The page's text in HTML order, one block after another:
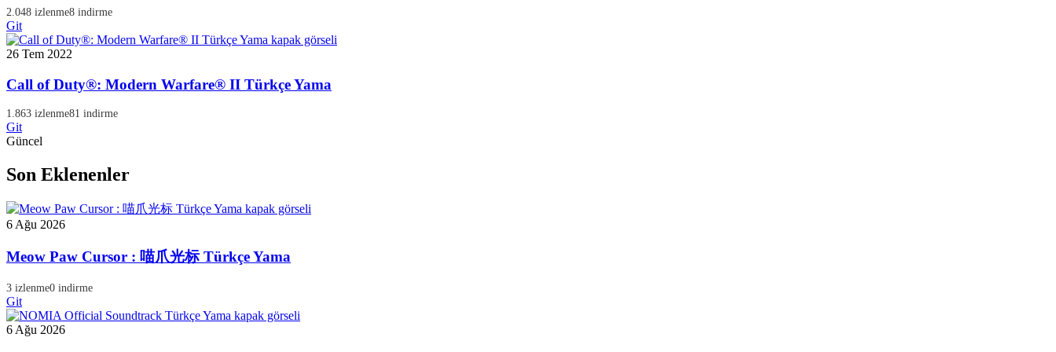
2.048 izlenme8 indirme
Git
26 Tem 2022
Call of Duty®: Modern Warfare® II Türkçe Yama
1.863 izlenme81 indirme
Git
Güncel
Son Eklenenler
6 Ağu 2026
Meow Paw Cursor : 喵爪光标 Türkçe Yama
3 izlenme0 indirme
Git
6 Ağu 2026